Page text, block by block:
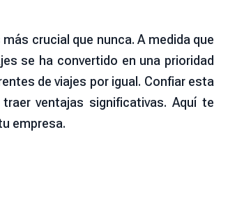
crucial que nunca. A medida que
se ha convertido en una prioridad
de viajes por igual. Confiar esta
ventajas significativas. Aquí te
empresa.